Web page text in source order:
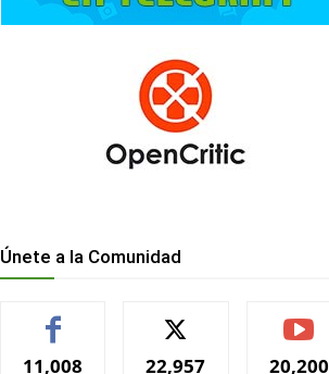
Únete a la Comunidad
11,008 22,957 20,200